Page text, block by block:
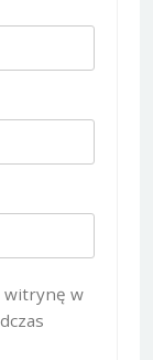
witrynę w